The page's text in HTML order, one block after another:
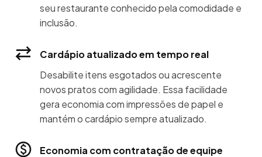
seu restaurante conhecido pela comodidade e
inclusão.
Cardápio atualizado em tempo real
Desabilite itens esgotados ou acrescente
novos pratos com agilidade. Essa facilidade
gera economia com impressões de papel e
mantém o cardápio sempre atualizado.
Economia com contratação de equipe